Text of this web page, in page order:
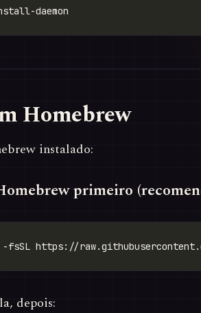
Homebrew
instalado:
primeiro
https://
depois: